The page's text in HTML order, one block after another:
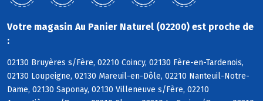
Votre magasin Au Panier Naturel (02200) est proche de
:
02130 Bruyères s/Fère, 02210 Coincy, 02130 Fère-en-Tardenois,
02130 Loupeigne, 02130 Mareuil-en-Dôle, 02210 Nanteuil-Notre-
Dame, 02130 Saponay, 02130 Villeneuve s/Fère, 02210